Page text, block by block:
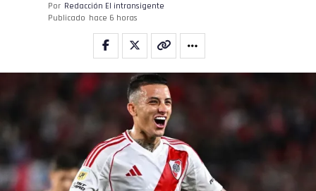
Por Redacción El intransigente
Publicado hace 6 horas
Email